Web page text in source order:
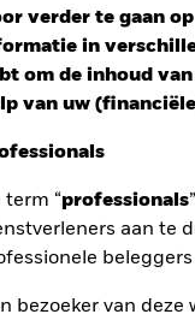
verder te gaan
in
om de inhoud
van uw
term “professionals
aan te
bezoeker van